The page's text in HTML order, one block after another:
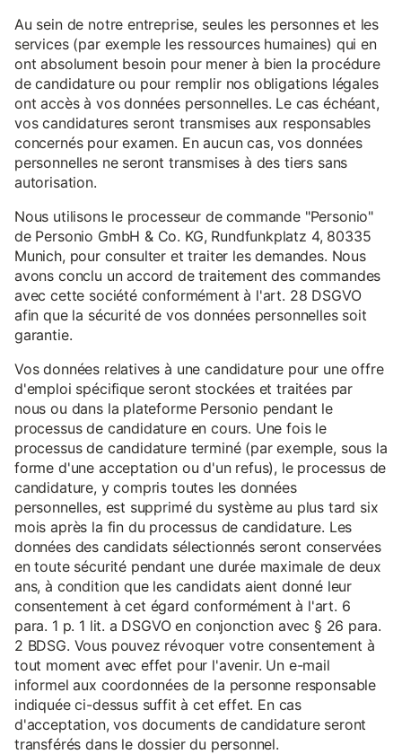
Au sein de notre entreprise, seules les personnes et les
services (par exemple les ressources humaines) qui en
ont absolument besoin pour mener à bien la procédure
de candidature ou pour remplir nos obligations légales
ont accès à vos données personnelles. Le cas échéant,
vos candidatures seront transmises aux responsables
concernés pour examen. En aucun cas, vos données
personnelles ne seront transmises à des tiers sans
autorisation.
Nous utilisons le processeur de commande "Personio"
de Personio GmbH & Co. KG, Rundfunkplatz 4, 80335
Munich, pour consulter et traiter les demandes. Nous
avons conclu un accord de traitement des commandes
avec cette société conformément à l'art. 28 DSGVO
afin que la sécurité de vos données personnelles soit
garantie.
Vos données relatives à une candidature pour une offre
d'emploi spécifique seront stockées et traitées par
nous ou dans la plateforme Personio pendant le
processus de candidature en cours. Une fois le
processus de candidature terminé (par exemple, sous la
forme d'une acceptation ou d'un refus), le processus de
candidature, y compris toutes les données
personnelles, est supprimé du système au plus tard six
mois après la fin du processus de candidature. Les
données des candidats sélectionnés seront conservées
en toute sécurité pendant une durée maximale de deux
ans, à condition que les candidats aient donné leur
consentement à cet égard conformément à l'art. 6
para. 1 p. 1 lit. a DSGVO en conjonction avec § 26 para.
2 BDSG. Vous pouvez révoquer votre consentement à
tout moment avec effet pour l'avenir. Un e-mail
informel aux coordonnées de la personne responsable
indiquée ci-dessus suffit à cet effet. En cas
d'acceptation, vos documents de candidature seront
transférés dans le dossier du personnel.